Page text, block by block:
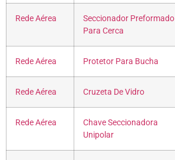
Rede Aérea
Seccionador Preformado
Para Cerca
Rede Aérea Protetor Para Bucha
Rede Aérea Cruzeta De Vidro
Rede Aérea
Chave Seccionadora
Unipolar